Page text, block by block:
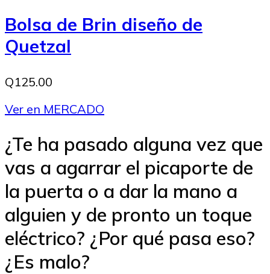
Bolsa de Brin diseño de
Quetzal
Q125.00
Ver en MERCADO
¿Te ha pasado alguna vez que
vas a agarrar el picaporte de
la puerta o a dar la mano a
alguien y de pronto un toque
eléctrico? ¿Por qué pasa eso?
¿Es malo?